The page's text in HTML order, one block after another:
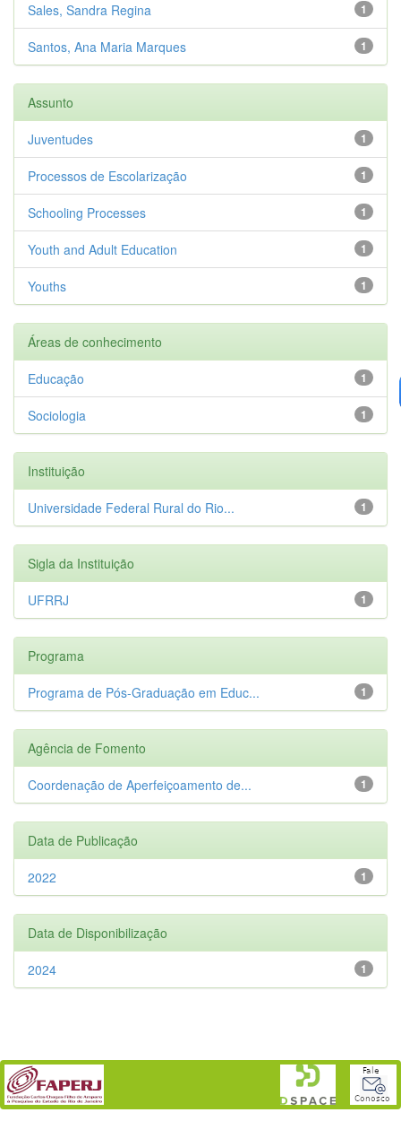
1
Sales, Sandra Regina
1
Santos, Ana Maria Marques
Assunto
1
Juventudes
1
Processos de Escolarização
1
Schooling Processes
1
Youth and Adult Education
1
Youths
Áreas de conhecimento
1
Educação
1
Sociologia
Instituição
1
Universidade Federal Rural do Rio...
Sigla da Instituição
1
UFRRJ
Programa
1
Programa de Pós-Graduação em Educ...
Agência de Fomento
1
Coordenação de Aperfeiçoamento de...
Data de Publicação
1
2022
Data de Disponibilização
1
2024